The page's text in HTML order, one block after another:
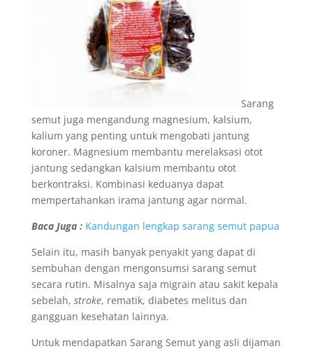
Sarang
semut juga mengandung magnesium, kalsium,
kalium yang penting untuk mengobati jantung
koroner. Magnesium membantu merelaksasi otot
jantung sedangkan kalsium membantu otot
berkontraksi. Kombinasi keduanya dapat
mempertahankan irama jantung agar normal.
Baca Juga : Kandungan lengkap sarang semut papua
Selain itu, masih banyak penyakit yang dapat di
sembuhan dengan mengonsumsi sarang semut
secara rutin. Misalnya saja migrain atau sakit kepala
sebelah, stroke, rematik, diabetes melitus dan
gangguan kesehatan lainnya.
Untuk mendapatkan Sarang Semut yang asli dijaman